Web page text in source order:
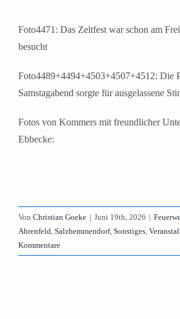
Foto4471: Das Zeltfest war schon am
besucht
Foto4489+4494+4503+4507+4512: Die
Samstagabend sorgte für ausgelassene
Fotos von Kommers mit freundlicher
Ebbecke:
Von Christian Goeke | Juni 19th, 2026 |
Ahrenfeld, Salzhemmendorf, Sonstiges,
Kommentare